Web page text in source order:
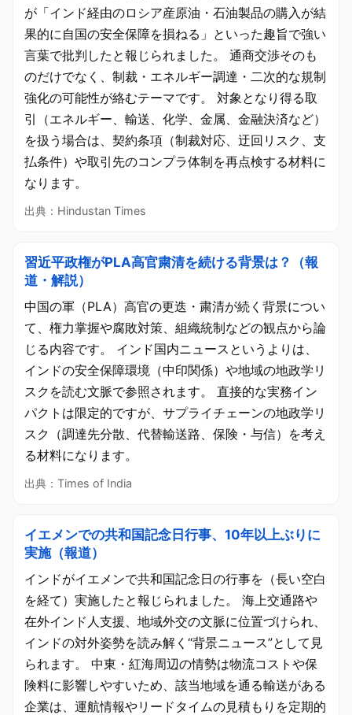
が「インド経由のロシア産原油・石油製品の購入が結
果的に自国の安全保障を損ねる」といった趣旨で強い
言葉で批判したと報じられました。 通商交渉そのも
のだけでなく、制裁・エネルギー調達・二次的な規制
強化の可能性が絡むテーマです。 対象となり得る取
引（エネルギー、輸送、化学、金属、金融決済など）
を扱う場合は、契約条項（制裁対応、迂回リスク、支
払条件）や取引先のコンプラ体制を再点検する材料に
なります。
出典：Hindustan Times
習近平政権がPLA高官粛清を続ける背景は？（報
道・解説）
中国の軍（PLA）高官の更迭・粛清が続く背景につい
て、権力掌握や腐敗対策、組織統制などの観点から論
じる内容です。 インド国内ニュースというよりは、
インドの安全保障環境（中印関係）や地域の地政学リ
スクを読む文脈で参照されます。 直接的な実務イン
パクトは限定的ですが、サプライチェーンの地政学リ
スク（調達先分散、代替輸送路、保険・与信）を考え
る材料になります。
出典：Times of India
イエメンでの共和国記念日行事、10年以上ぶりに
実施（報道）
インドがイエメンで共和国記念日の行事を（長い空白
を経て）実施したと報じられました。 海上交通路や
在外インド人支援、地域外交の文脈に位置づけられ、
インドの対外姿勢を読み解く“背景ニュース”として見
られます。 中東・紅海周辺の情勢は物流コストや保
険料に影響しやすいため、該当地域を通る輸送がある
企業は、運航情報やリードタイムの見積もりを定期的